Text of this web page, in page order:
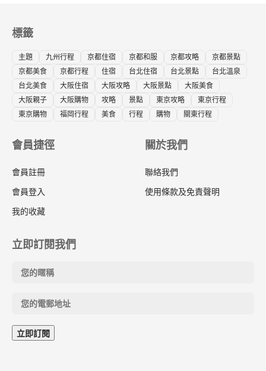
標籤
主題 九州行程 京都住宿 京都和服 京都攻略
京都景點
京都美食
京都行程 住宿 台北住宿 台北景點
台北溫泉
台北美食
大阪住宿 大阪攻略 大阪景點
大阪美食
大阪親子
大阪購物 攻略 景點 東京攻略
東京行程
東京購物
福岡行程 美食 行程 購物 關東行程
會員捷徑
會員註冊
會員登入
我的收藏
關於我們
聯絡我們
使用條款及免責聲明
立即訂閱我們